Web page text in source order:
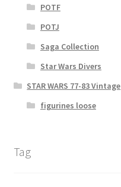
POTF
POTJ
Saga Collection
Star Wars Divers
STAR WARS 77-83 Vintage
figurines loose
Tag